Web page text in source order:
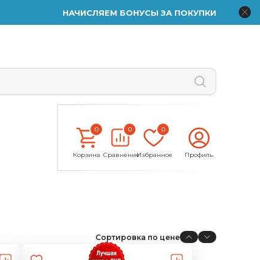
НАЧИСЛЯЕМ БОНУСЫ ЗА ПОКУПКИ
0
Корзина
0
Сравнение
0
Избранное Профиль
Сортировка по цене